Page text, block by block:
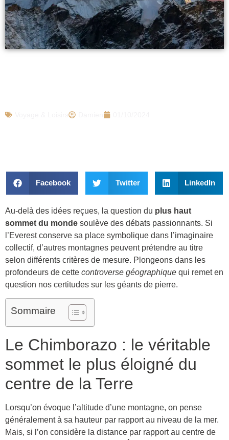
Facebook Twitter LinkedIn
Au-delà des idées reçues, la question du plus haut
sommet du monde soulève des débats passionnants. Si
l’Everest conserve sa place symbolique dans l’imaginaire
collectif, d’autres montagnes peuvent prétendre au titre
selon différents critères de mesure. Plongeons dans les
profondeurs de cette controverse géographique qui remet en
question nos certitudes sur les géants de pierre.
Sommaire
Le Chimborazo : le véritable
sommet le plus éloigné du
centre de la Terre
Lorsqu’on évoque l’altitude d’une montagne, on pense
généralement à sa hauteur par rapport au niveau de la mer.
Mais, si l’on considère la distance par rapport au centre de